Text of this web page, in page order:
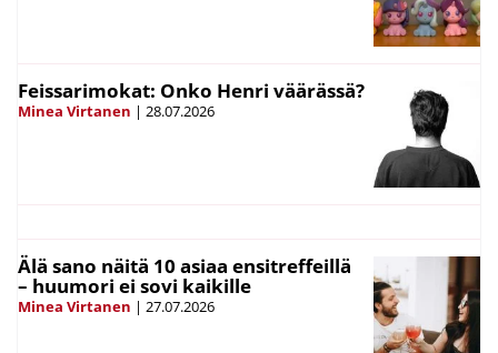
Feissarimokat: Onko Henri väärässä?
Minea Virtanen | 28.07.2026
Älä sano näitä 10 asiaa ensitreffeillä
– huumori ei sovi kaikille
Minea Virtanen | 27.07.2026